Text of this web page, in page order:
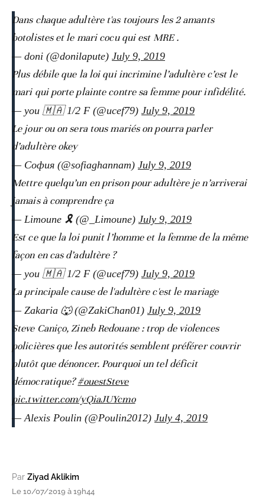
Dans chaque adultère t'as toujours les 2 amants
botolistes et le mari cocu qui est MRE .
— doni (@donilapute) July 9, 2019
Plus débile que la loi qui incrimine l’adultère c’est le
mari qui porte plainte contre sa femme pour infidélité.
— you 🇲🇦 1/2 F (@ucef79) July 9, 2019
Le jour ou on sera tous mariés on pourra parler
d’adultère okey
— София (@sofiaghannam) July 9, 2019
Mettre quelqu’un en prison pour adultère je n’arriverai
jamais à comprendre ça
— Limoune 🎗 (@_Limoune) July 9, 2019
Est ce que la loi punit l’homme et la femme de la même
façon en cas d’adultère ?
— you 🇲🇦 1/2 F (@ucef79) July 9, 2019
La principale cause de l'adultère c'est le mariage
— Zakaria 🐺 (@ZakiChan01) July 9, 2019
Steve Caniço, Zineb Redouane : trop de violences
policières que les autorités semblent préférer couvrir
plutôt que dénoncer. Pourquoi un tel déficit
démocratique?#ouestSteve
pic.twitter.com/yQiaJUYcmo
— Alexis Poulin (@Poulin2012) July 4, 2019
Par Ziyad Aklikim
Le 10/07/2019 à 19h44